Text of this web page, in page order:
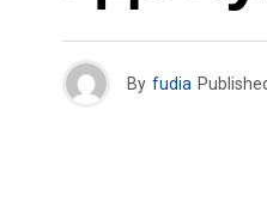
By fudia